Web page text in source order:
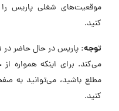
موقعیت‌های شغلی پاریس
کنید.
توجه:
می‌کند. برای اینکه همواره
مطلع باشید، می‌توانید به
کنید.